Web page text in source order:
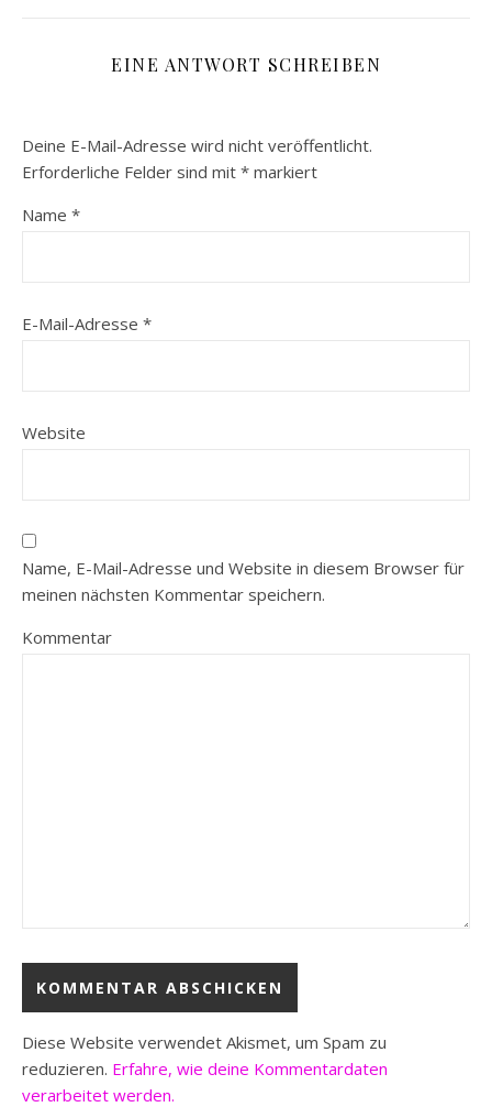
EINE ANTWORT SCHREIBEN
Deine E-Mail-Adresse wird nicht veröffentlicht.
Erforderliche Felder sind mit * markiert
Name *
E-Mail-Adresse *
Website
Name, E-Mail-Adresse und Website in diesem Browser für
meinen nächsten Kommentar speichern.
Kommentar
Diese Website verwendet Akismet, um Spam zu
reduzieren. Erfahre, wie deine Kommentardaten
verarbeitet werden.